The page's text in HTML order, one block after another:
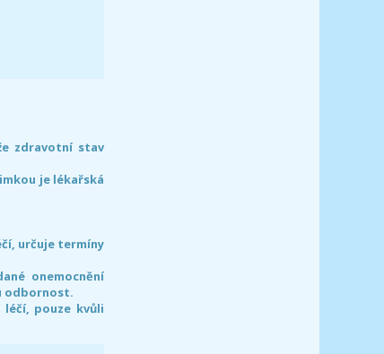
zdravotní stav
je lékařská
určuje termíny
onemocnění
odbornost.
pouze kvůli